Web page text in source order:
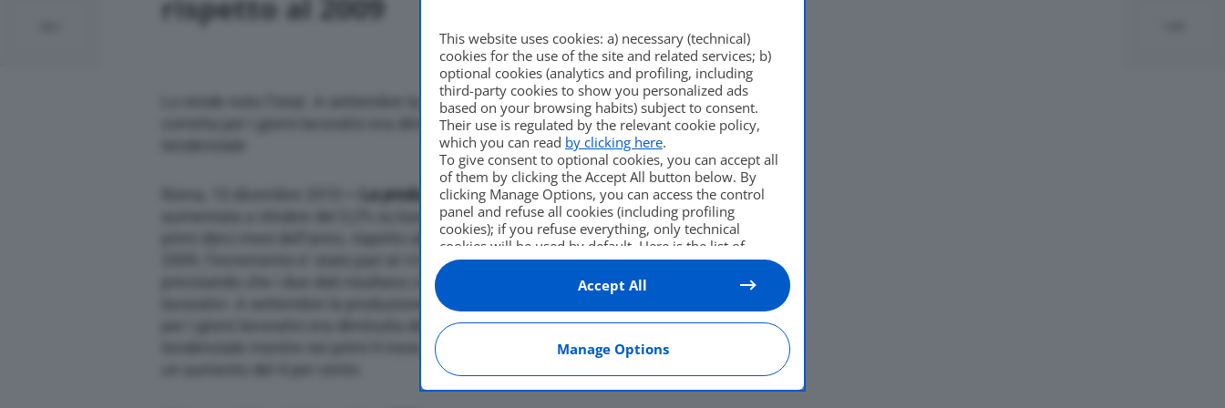
Diadminuser
10 Dicembre 2010
Lo rende noto l’Istat. A settembre la produzione di autoveicoli
corretta per i giorni lavorativi era diminuita dell’8,2% su base
– La produzione di autoveicolie’
aumentata a ottobre del 3,2% su base tendenziale, mentre nei
primi dieci mesi dell’anno, rispetto allo stesso periodo del
2009, l’incremento e’ stato pari al +3,9%. Lo rende noto l’Istat
precisando che i due dati risultano corretti per i giorni
lavorativi. A settembre la produzione di autoveicoli corretta
per i giorni lavorativi era diminuita dell’8,2% su base
tendenziale mentre nei primi 9 mesi dell’anno si era registrato
This website uses cookies: a) necessary (technical)
cookies for the use of the site and related services; b)
optional cookies (analytics and profiling, including
third-party cookies to show you personalized ads
based on your browsing habits) subject to consent.
Their use is regulated by the relevant cookie policy,
which you can read by clicking here.
To give consent to optional cookies, you can accept all
of them by clicking the Accept All button below. By
clicking Manage Options, you can access the control
panel and refuse all cookies (including profiling
cookies); if you refuse everything, only technical
cookies will be used by default. Here is the list of
providers. Cookie consent will be stored and applied
also to the other websites of Editoriale Nazionale and
their subdomains. By expressing your choice on this
site, you will therefore not be asked again on other
Editoriale Nazionale websites that use the same
consent management platform (CMP). You can still
modify or withdraw your choice at any time through
Manage Options
Accept All